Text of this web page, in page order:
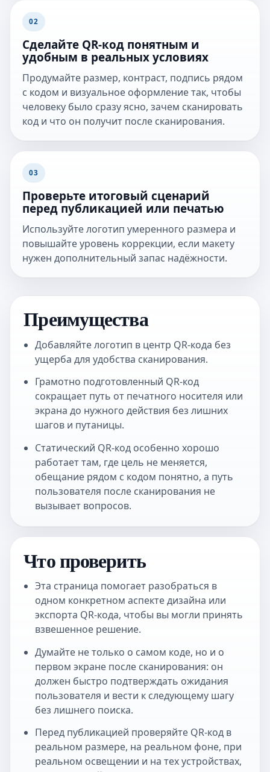
02
Сделайте QR-код понятным и
удобным в реальных условиях
Продумайте размер, контраст, подпись рядом
с кодом и визуальное оформление так, чтобы
человеку было сразу ясно, зачем сканировать
код и что он получит после сканирования.
03
Проверьте итоговый сценарий
перед публикацией или печатью
Используйте логотип умеренного размера и
повышайте уровень коррекции, если макету
нужен дополнительный запас надёжности.
Преимущества
Добавляйте логотип в центр QR-кода без
ущерба для удобства сканирования.
Грамотно подготовленный QR-код
сокращает путь от печатного носителя или
экрана до нужного действия без лишних
шагов и путаницы.
Статический QR-код особенно хорошо
работает там, где цель не меняется,
обещание рядом с кодом понятно, а путь
пользователя после сканирования не
вызывает вопросов.
Что проверить
Эта страница помогает разобраться в
одном конкретном аспекте дизайна или
экспорта QR-кода, чтобы вы могли принять
взвешенное решение.
Думайте не только о самом коде, но и о
первом экране после сканирования: он
должен быстро подтверждать ожидания
пользователя и вести к следующему шагу
без лишнего поиска.
Перед публикацией проверяйте QR-код в
реальном размере, на реальном фоне, при
реальном освещении и на тех устройствах,